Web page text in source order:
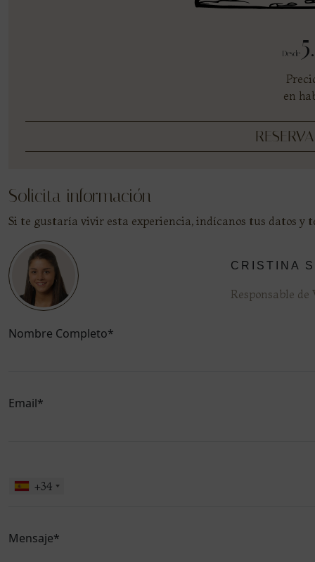
Desde
en
Solicita información
Si te gustaría vivir esta experiencia, indícanos tus datos y
CRISTINA
Responsable
Nombre Completo*
Email*
favor,
deja
vacío.
+34
Mensaje*